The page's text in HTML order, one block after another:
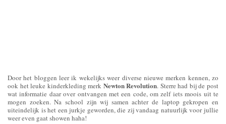
Door het bloggen leer ik wekelijks weer diverse nieuwe merken kennen, zo
ook het leuke kinderkleding merk Newton Revolution. Sterre had bij de post
wat informatie daar over ontvangen met een code, om zelf iets moois uit te
mogen zoeken. Na school zijn wij samen achter de laptop gekropen en
uiteindelijk is het een jurkje geworden, die zij vandaag natuurlijk voor jullie
weer even gaat showen haha!